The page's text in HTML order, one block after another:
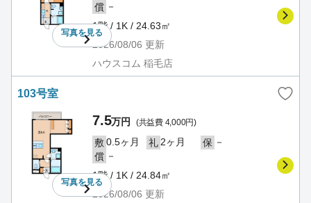
写真を見る
償 －
1階 / 1K / 24.63㎡
2026/08/06 更新
ハウスコム 稲毛店
103号室
写真を見る
7.5万円 (共益費 4,000円)
敷0.5ヶ月 礼 2ヶ月 保 －
償 －
1階 / 1K / 24.84㎡
2026/08/06 更新